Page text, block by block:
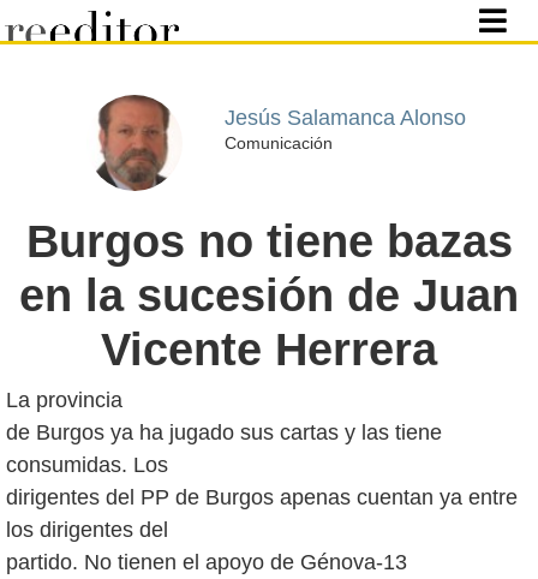
Jesús Salamanca Alonso
Comunicación
Burgos no tiene bazas
en la sucesión de Juan
Vicente Herrera
La provincia
de Burgos ya ha jugado sus cartas y las tiene
consumidas. Los
dirigentes del PP de Burgos apenas cuentan ya entre
los dirigentes del